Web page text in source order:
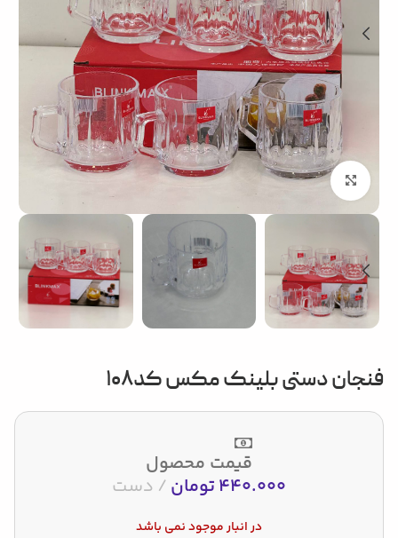
بزرگنمایی تصویر
فنجان دستی بلینک مکس کد۱۰۸
قیمت محصول
440.000تومان دست
در انبار موجود نمی باشد